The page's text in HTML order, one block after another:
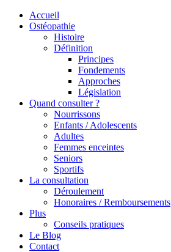
Accueil
Ostéopathie
Histoire
Définition
Principes
Fondements
Approches
Législation
Quand consulter ?
Nourrissons
Enfants / Adolescents
Adultes
Femmes enceintes
Seniors
Sportifs
La consultation
Déroulement
Honoraires / Remboursements
Plus
Conseils pratiques
Le Blog
Contact